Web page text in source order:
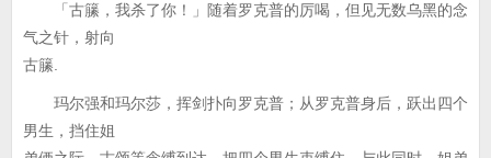
「古籘，我杀了你！」随着罗克普的厉喝，但见无数乌黑的念
气之针，射向
古籘.
玛尔强和玛尔莎，挥剑扑向罗克普；从罗克普身后，跃出四个
男生，挡住姐